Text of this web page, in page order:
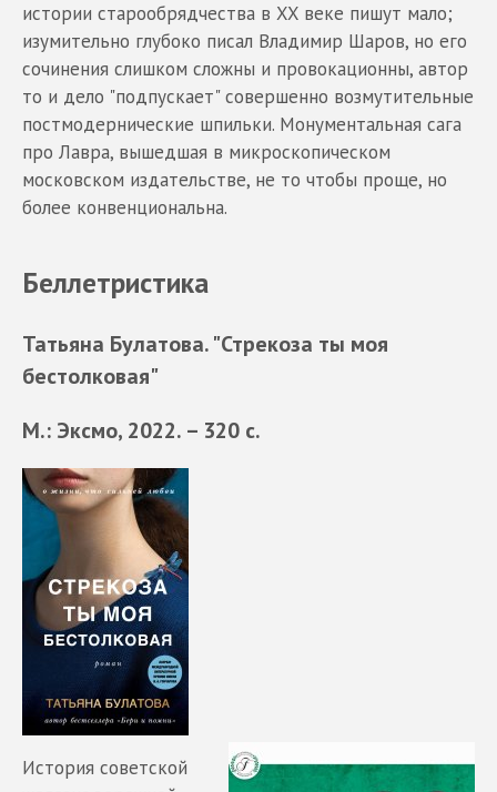
истории старообрядчества в XX веке пишут мало;
изумительно глубоко писал Владимир Шаров, но его
сочинения слишком сложны и провокационны, автор
то и дело "подпускает" совершенно возмутительные
постмодернические шпильки. Монументальная сага
про Лавра, вышедшая в микроскопическом
московском издательстве, не то чтобы проще, но
более конвенциональна.
Беллетристика
Татьяна Булатова. "Стрекоза ты моя
бестолковая"
М.: Эксмо, 2022. – 320 с.
История советской